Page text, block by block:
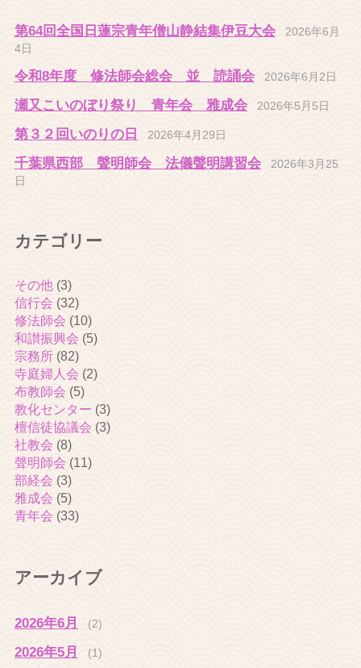
第64回全国日蓮宗青年僧山静結集伊豆大会
2026年6月
4日
令和8年度 修法師会総会 並 読誦会 2026年6月2日
瀬又こいのぼり祭り 青年会 雅成会 2026年5月5日
第３２回いのりの日 2026年4月29日
千葉県西部 聲明師会 法儀聲明講習会
2026年3月25
日
カテゴリー
その他(3)
信行会 (32)
修法師会 (10)
和讃振興会 (5)
宗務所(82)
寺庭婦人会 (2)
布教師会 (5)
教化センター (3)
檀信徒協議会 (3)
社教会 (8)
聲明師会 (11)
部経会 (3)
雅成会 (5)
青年会 (33)
アーカイブ
2026年6月 (2)
2026年5月 (1)